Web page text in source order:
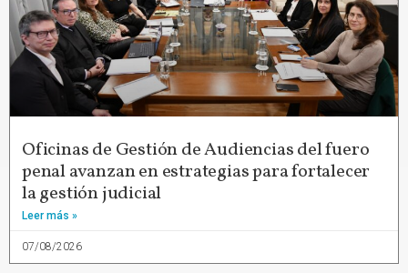
Oficinas de Gestión de Audiencias del fuero
penal avanzan en estrategias para fortalecer
la gestión judicial
Leer más »
07/08/2026